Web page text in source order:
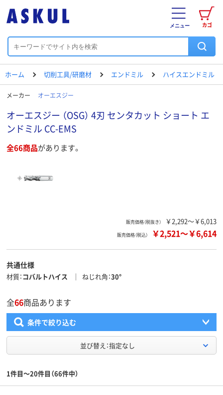
カゴ
メニュー
ホーム 切削工具/研磨材 エンドミル ハイスエンドミル
メーカー オーエスジー
オーエスジー （OSG） 4刃 センタカット ショート エ
ンドミル CC-EMS
全66商品があります。
販売価格（税抜き） ￥2,292～￥6,013
販売価格（税込） ￥2,521～￥6,614
共通仕様
材質 コバルトハイス ねじれ角 30°
全66商品あります
条件で絞り込む
並び替え：指定なし
1件目～20件目（66件中）